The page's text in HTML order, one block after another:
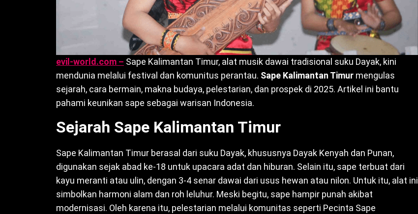
evil-world.com – Sape Kalimantan Timur, alat musik dawai tradisional suku Dayak, kini
mendunia melalui festival dan komunitus perantau. Sape Kalimantan Timur mengulas
sejarah, cara bermain, makna budaya, pelestarian, dan prospek di 2025. Artikel ini bantu
pahami keunikan sape sebagai warisan Indonesia.
Sejarah Sape Kalimantan Timur
Sape Kalimantan Timur berasal dari suku Dayak, khususnya Dayak Kenyah dan Punan,
digunakan sejak abad ke-18 untuk upacara adat dan hiburan. Selain itu, sape terbuat dari
kayu meranti atau ulin, dengan 3-4 senar dawai dari usus hewan atau nilon. Untuk itu, alat ini
simbolkan harmoni alam dan roh leluhur. Meski begitu, sape hampir punah akibat
modernisasi. Oleh karena itu, pelestarian melalui komunitas seperti Pecinta Sape